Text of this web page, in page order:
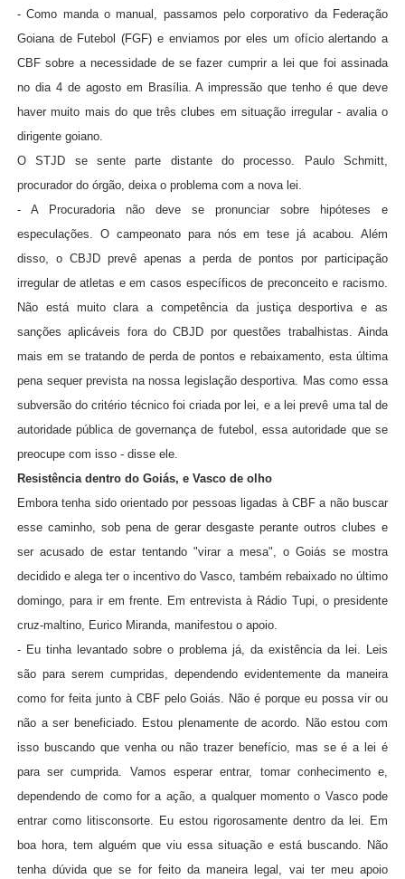
- Como manda o manual, passamos pelo corporativo da Federação
Goiana de Futebol (FGF) e enviamos por eles um ofício alertando a
CBF sobre a necessidade de se fazer cumprir a lei que foi assinada
no dia 4 de agosto em Brasília. A impressão que tenho é que deve
haver muito mais do que três clubes em situação irregular - avalia o
dirigente goiano.
O STJD se sente parte distante do processo. Paulo Schmitt,
procurador do órgão, deixa o problema com a nova lei.
- A Procuradoria não deve se pronunciar sobre hipóteses e
especulações. O campeonato para nós em tese já acabou. Além
disso, o CBJD prevê apenas a perda de pontos por participação
irregular de atletas e em casos específicos de preconceito e racismo.
Não está muito clara a competência da justiça desportiva e as
sanções aplicáveis fora do CBJD por questões trabalhistas. Ainda
mais em se tratando de perda de pontos e rebaixamento, esta última
pena sequer prevista na nossa legislação desportiva. Mas como essa
subversão do critério técnico foi criada por lei, e a lei prevê uma tal de
autoridade pública de governança de futebol, essa autoridade que se
preocupe com isso - disse ele.
Resistência dentro do Goiás, e Vasco de olho
Embora tenha sido orientado por pessoas ligadas à CBF a não buscar
esse caminho, sob pena de gerar desgaste perante outros clubes e
ser acusado de estar tentando "virar a mesa", o Goiás se mostra
decidido e alega ter o incentivo do Vasco, também rebaixado no último
domingo, para ir em frente. Em entrevista à Rádio Tupi, o presidente
cruz-maltino, Eurico Miranda, manifestou o apoio.
- Eu tinha levantado sobre o problema já, da existência da lei. Leis
são para serem cumpridas, dependendo evidentemente da maneira
como for feita junto à CBF pelo Goiás. Não é porque eu possa vir ou
não a ser beneficiado. Estou plenamente de acordo. Não estou com
isso buscando que venha ou não trazer benefício, mas se é a lei é
para ser cumprida. Vamos esperar entrar, tomar conhecimento e,
dependendo de como for a ação, a qualquer momento o Vasco pode
entrar como litisconsorte. Eu estou rigorosamente dentro da lei. Em
boa hora, tem alguém que viu essa situação e está buscando. Não
tenha dúvida que se for feito da maneira legal, vai ter meu apoio